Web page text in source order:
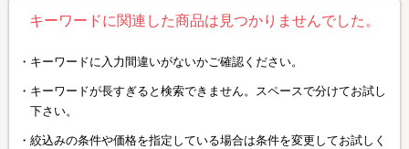
キーワードに関連した商品は見つかりませんでした。
キーワードに入力間違いがないかご確認ください。
キーワードが長すぎると検索できません。スペースで分けてお試し
下さい。
絞込みの条件や価格を指定している場合は条件を変更してお試しく